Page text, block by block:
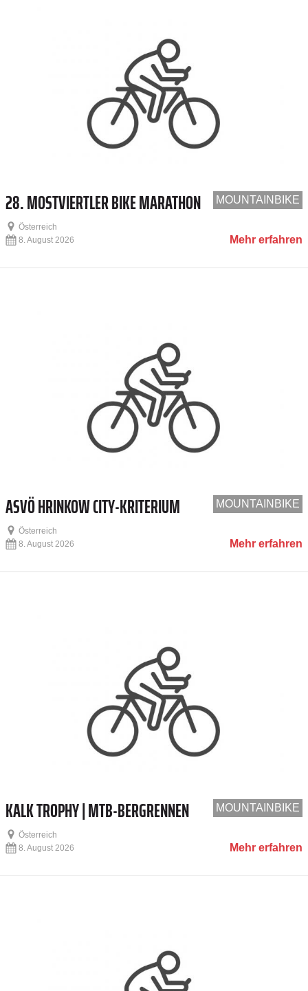
MOUNTAINBIKE
28. MOSTVIERTLER BIKE MARATHON
Österreich
Mehr erfahren
8. August 2026
MOUNTAINBIKE
ASVÖ HRINKOW CITY-KRITERIUM
Österreich
Mehr erfahren
8. August 2026
MOUNTAINBIKE
KALK TROPHY | MTB-BERGRENNEN
Österreich
Mehr erfahren
8. August 2026